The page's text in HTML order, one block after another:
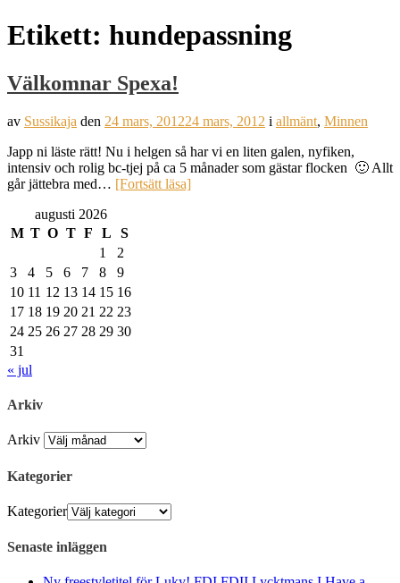
Etikett: hundepassning
Välkomnar Spexa!
av Sussikaja den 24 mars, 201224 mars, 2012 i allmänt, Minnen
Japp ni läste rätt! Nu i helgen så har vi en liten galen, nyfiken,
intensiv och rolig bc-tjej på ca 5 månader som gästar flocken 🙂 Allt
går jättebra med… [Fortsätt läsa]
augusti 2026
M T O T F L
S
1
2
3
4 5 6 7 8
9
10 11 12 13 14 15 16
17 18 19 20 21 22 23
24 25 26 27 28 29 30
31
« jul
Arkiv
Arkiv
Kategorier
Kategorier
Senaste inläggen